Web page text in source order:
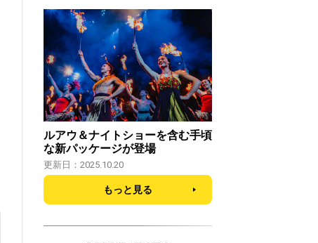
ルアウ＆ナイトショーを含む手頃
な新パッケージが登場
更新日：2025.10.20
もっと見る